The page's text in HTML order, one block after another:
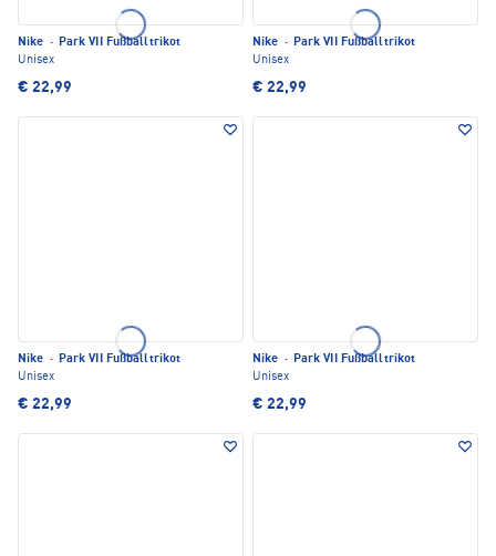
Nike · Park VII Fußballtrikot
Unisex
€ 22,99
Nike · Park VII Fußballtrikot
Unisex
€ 22,99
Nike · Park VII Fußballtrikot
Unisex
€ 22,99
Nike · Park VII Fußballtrikot
Unisex
€ 22,99